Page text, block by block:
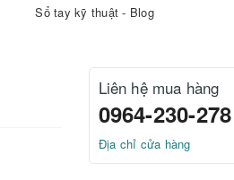
Sổ tay kỹ thuật - Blog
Liên hệ mua hàng
0964-230-278
Địa chỉ cửa hàng